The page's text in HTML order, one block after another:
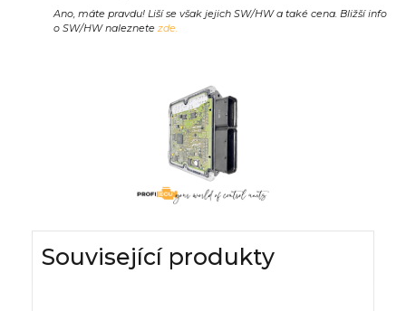
Ano, máte pravdu! Liší se však jejich SW/HW a také cena. Bližší info
o SW/HW naleznete zde.
Související produkty